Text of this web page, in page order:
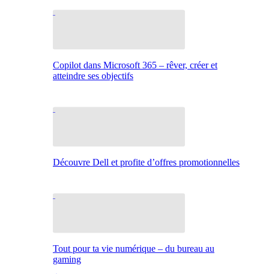
Copilot dans Microsoft 365 – rêver, créer et
atteindre ses objectifs
Découvre Dell et profite d’offres promotionnelles
Tout pour ta vie numérique – du bureau au
gaming